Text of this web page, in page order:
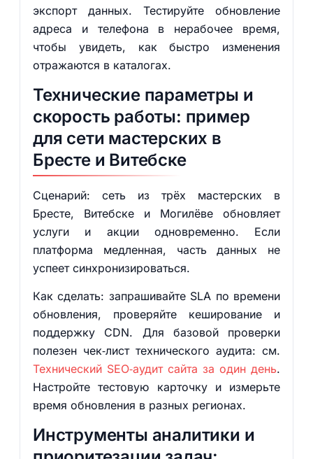
экспорт данных. Тестируйте обновление
адреса и телефона в нерабочее время,
чтобы увидеть, как быстро изменения
отражаются в каталогах.
Технические параметры и
скорость работы: пример
для сети мастерских в
Бресте и Витебске
Сценарий: сеть из трёх мастерских в
Бресте, Витебске и Могилёве обновляет
услуги и акции одновременно. Если
платформа медленная, часть данных не
успеет синхронизироваться.
Как сделать: запрашивайте SLA по времени
обновления, проверяйте кеширование и
поддержку CDN. Для базовой проверки
полезен чек‑лист технического аудита: см.
Технический SEO‑аудит сайта за один день.
Настройте тестовую карточку и измерьте
время обновления в разных регионах.
Инструменты аналитики и